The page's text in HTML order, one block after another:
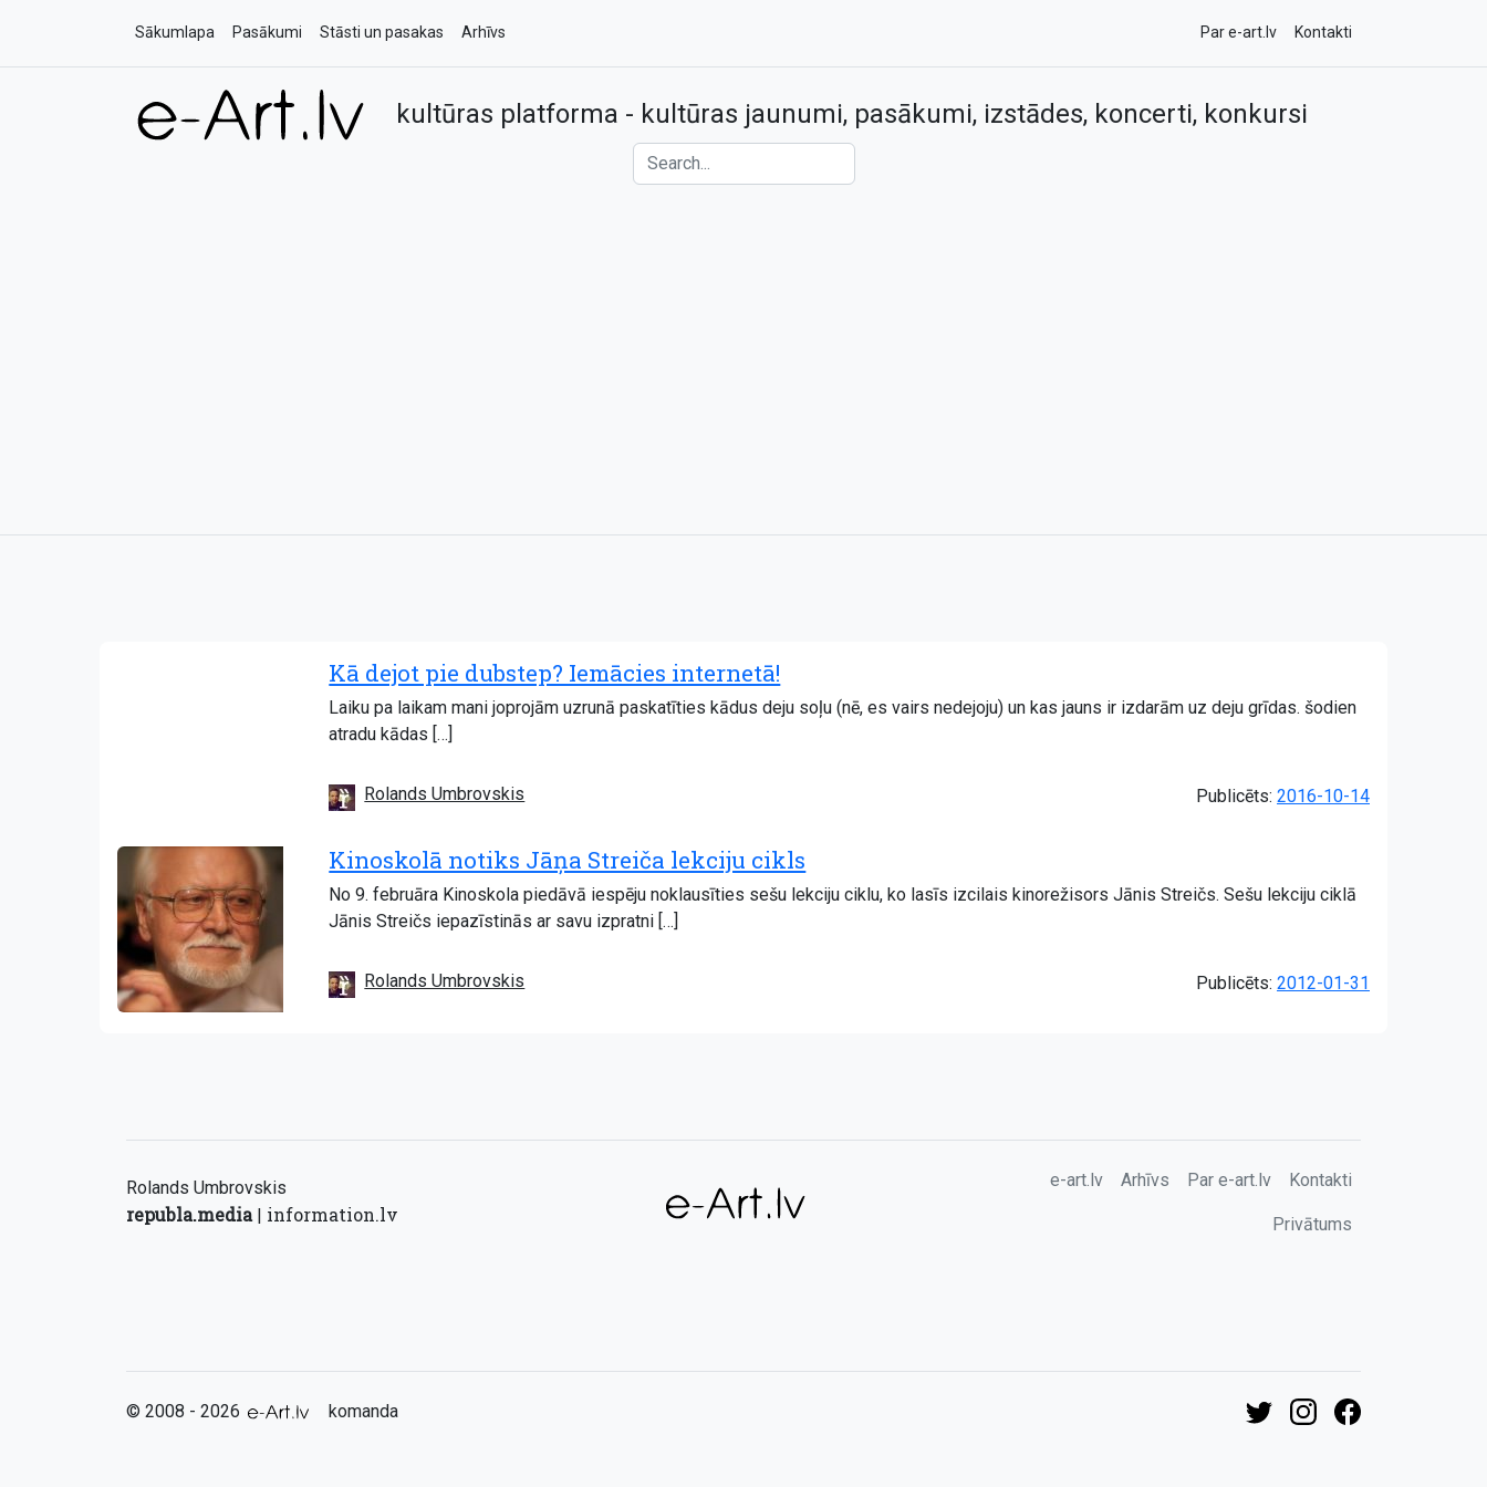
Sākumlapa Pasākumi Stāsti un pasakas Arhīvs Par e-art.lv Kontakti
kultūras platforma - kultūras jaunumi, pasākumi, izstādes, koncerti, konkursi
Kā dejot pie dubstep? Iemācies internetā!
Laiku pa laikam mani joprojām uzrunā paskatīties kādus deju soļu (nē, es vairs nedejoju) un kas jauns ir izdarām uz deju grīdas. šodien
atradu kādas […]
Rolands Umbrovskis Publicēts: 2016-10-14
Kinoskolā notiks Jāņa Streiča lekciju cikls
No 9. februāra Kinoskola piedāvā iespēju noklausīties sešu lekciju ciklu, ko lasīs izcilais kinorežisors Jānis Streičs. Sešu lekciju ciklā
Jānis Streičs iepazīstinās ar savu izpratni […]
Rolands Umbrovskis Publicēts: 2012-01-31
Rolands Umbrovskis
republa.media| information.lv
e-art.lv Arhīvs Par e-art.lv Kontakti
Privātums
© 2008 - 2026 komanda